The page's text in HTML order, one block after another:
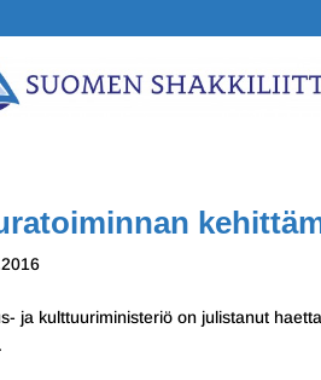
ja kulttuuriministeriö on julistanut